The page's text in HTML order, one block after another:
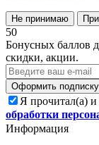
Не принимаю
50
Бонусных баллов
скидки, акции.
Оформить подписку
Я прочитал(а) и
обработки
Информация